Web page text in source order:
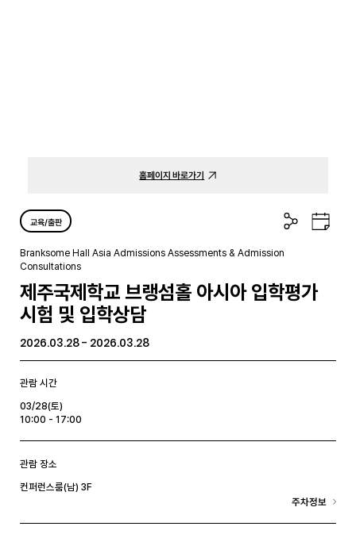
홈페이지 바로가기
교육/출판
공
유
구
글
더
Branksome Hall Asia Admissions Assessments & Admission
Consultations
제주국제학교 브랭섬홀 아시아 입학평가
시험 및 입학상담
2026.03.28 - 2026.03.28
관람 시간
03/28(토)
10:00 - 17:00
관람 장소
컨퍼런스룸(남) 3F
주차정보